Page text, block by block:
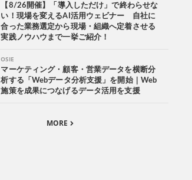
【8/26開催】「導入しただけ」で終わらせな
い！現場を変えるAI活用ウェビナー 自社に
合った業務選定から現場・組織へ定着させる
実践ノウハウまで一挙ご紹介！
OSIE
マーケティング・顧客・営業データを横断分
析する「Webデータ分析支援」を開始｜Web
施策を成果につなげるデータ活用を支援
MORE